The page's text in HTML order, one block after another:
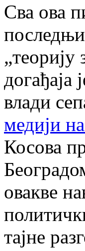
Сва ова
„теорију
догађаја
влади
медији
Косова
овакве
тајне